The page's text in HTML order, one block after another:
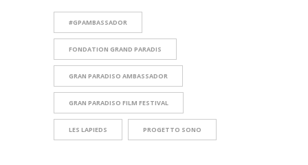
#GPAMBASSADOR
FONDATION GRAND PARADIS
GRAN PARADISO AMBASSADOR
GRAN PARADISO FILM FESTIVAL
LES LAPIEDS PROGETTO SONO